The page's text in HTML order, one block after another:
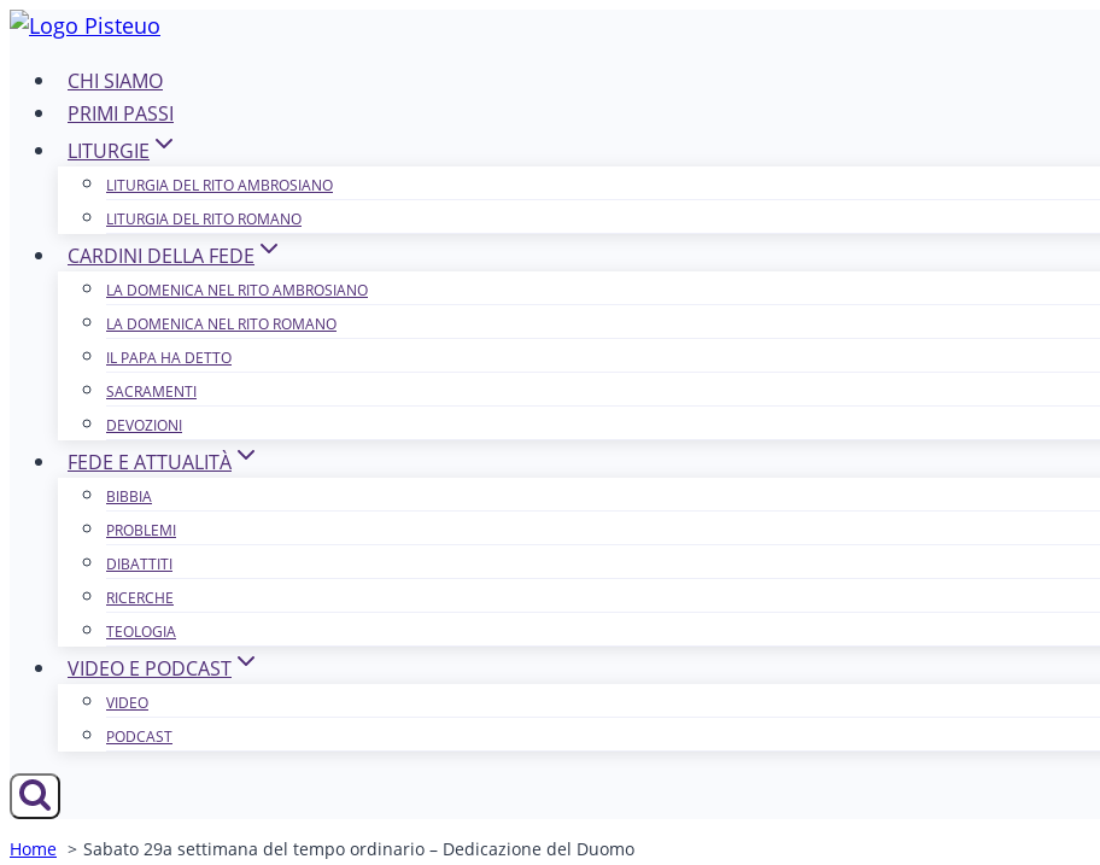
Salta
contenutoCHI SIAMO
PRIMI PASSI
LITURGIE
LITURGIA DEL RITO AMBROSIANO
LITURGIA DEL RITO ROMANO
CARDINI DELLA FEDE
LA DOMENICA NEL R​​​​​​ITO AMBROSIANO
LA DOMENICA NEL RITO ROMANO
IL PAPA HA DETTO
SACRAMENTI
DEVOZIONI
FEDE E ATTUALITÀ
BIBBIA
PROBLEMI
DIBATTITI
RICERCHE
TEOLOGIA
VIDEO E PODCAST
VIDEO
PODCAST
Home Sabato 29a settimana del tempo ordinario – Dedicazione del Duomo